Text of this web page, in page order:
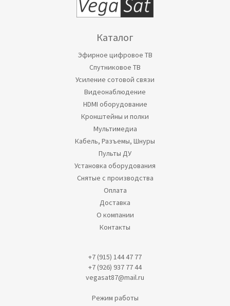
Каталог
Эфирное цифровое ТВ
Спутниковое ТВ
Усиление сотовой связи
Видеонаблюдение
HDMI оборудование
Кронштейны и полки
Мультимедиа
Кабель, Разъемы, Шнуры
Пульты ДУ
Установка оборудования
Снятые с производства
Оплата
Доставка
О компании
Контакты
+7 (915) 144 47 77
+7 (926) 937 77 44
vegasat87@mail.ru
Режим работы